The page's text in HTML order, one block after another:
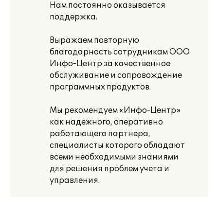
Нам постоянно оказывается
поддержка.
Выражаем повторную
благодарность сотрудникам ООО
Инфо-Центр за качественное
обслуживание и сопровождение
программных продуктов.
Мы рекомендуем «Инфо-Центр»
как надежного, оперативно
работающего партнера,
специалисты которого обладают
всеми необходимыми знаниями
для решения проблем учета и
управления.